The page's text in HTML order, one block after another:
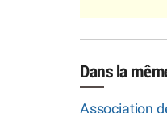
Dans la
Association